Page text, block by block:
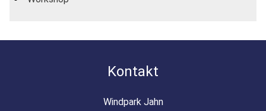
Kontakt
Windpark Jahn